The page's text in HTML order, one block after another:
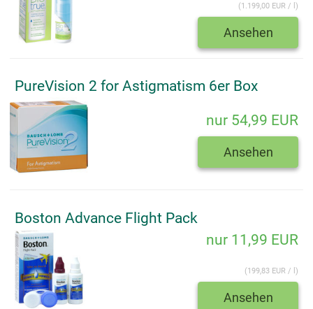
(1.199,00 EUR / l)
Ansehen
PureVision 2 for Astigmatism 6er Box
nur 54,99 EUR
Ansehen
Boston Advance Flight Pack
nur 11,99 EUR
(199,83 EUR / l)
Ansehen